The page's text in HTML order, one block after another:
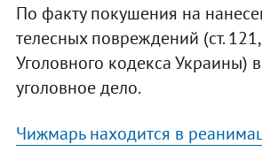
По факту покушения на
телесных повреждений (ст. 121,
Уголовного кодекса Украины)
уголовное дело.
Чижмарь находится в